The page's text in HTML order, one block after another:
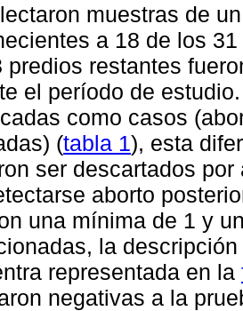
muestras de
a 18 de los
predios restantes
el período de
como casos
(tabla 1), esta
ser descartados
aborto
una mínima de 1 y
la
representada en la
negativas a la